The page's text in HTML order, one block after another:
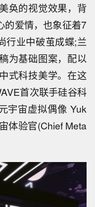
奂的视觉效果，背
的爱情，也象征着7
行业中破茧成蝶;兰
为基础图案，配以
式科技美学。在这
首次联手硅谷科
宇宙虚拟偶像 Yuk
体验官(Chief Meta